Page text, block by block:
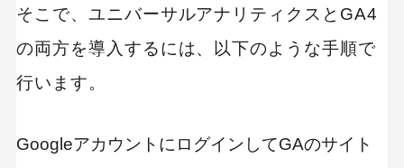
そこで、ユニバーサルアナリティクスとGA4
の両方を導入するには、以下のような手順で
行います。
GoogleアカウントにログインしてGAのサイト